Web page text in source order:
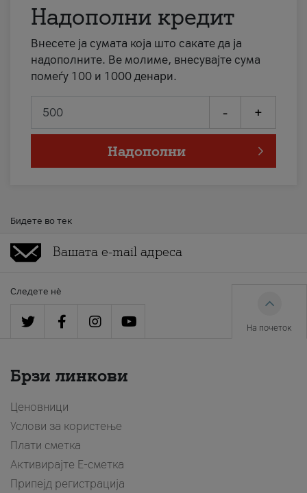
Надополни кредит
Внесете ја сумата која што сакате да ја
надополните. Ве молиме, внесувајте сума
помеѓу 100 и 1000 денари.
- +
Надополни
Бидете во тек
Следете нè
На почеток
Брзи линкови
Ценовници
Услови за користење
Плати сметка
Активирајте Е-сметка
Припејд регистрација